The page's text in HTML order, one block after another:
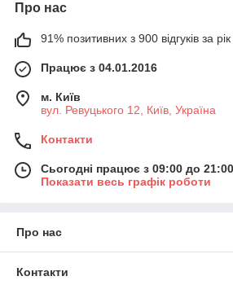
Про нас
91% позитивних з 900 відгуків за рік
Працює з 04.01.2016
м. Київ
вул. Ревуцького 12, Київ, Україна
Контакти
Сьогодні працює з 09:00 до 21:00
Показати весь графік роботи
Про нас
Контакти